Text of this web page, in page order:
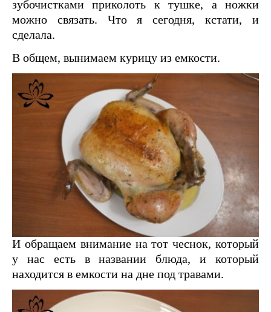
зубочистками приколоть к тушке, а ножки
можно связать. Что я сегодня, кстати, и
сделала.
В общем, вынимаем курицу из емкости.
И обращаем внимание на тот чеснок, который
у нас есть в названии блюда, и который
находится в емкости на дне под травами.